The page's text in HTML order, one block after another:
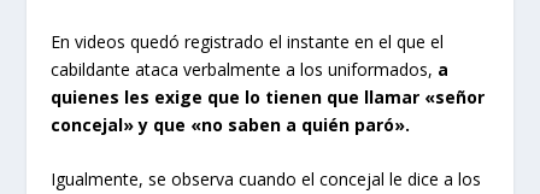
En videos quedó registrado el instante en el que el
cabildante ataca verbalmente a los uniformados, a
quienes les exige que lo tienen que llamar «señor
concejal» y que «no saben a quién paró».
Igualmente, se observa cuando el concejal le dice a los